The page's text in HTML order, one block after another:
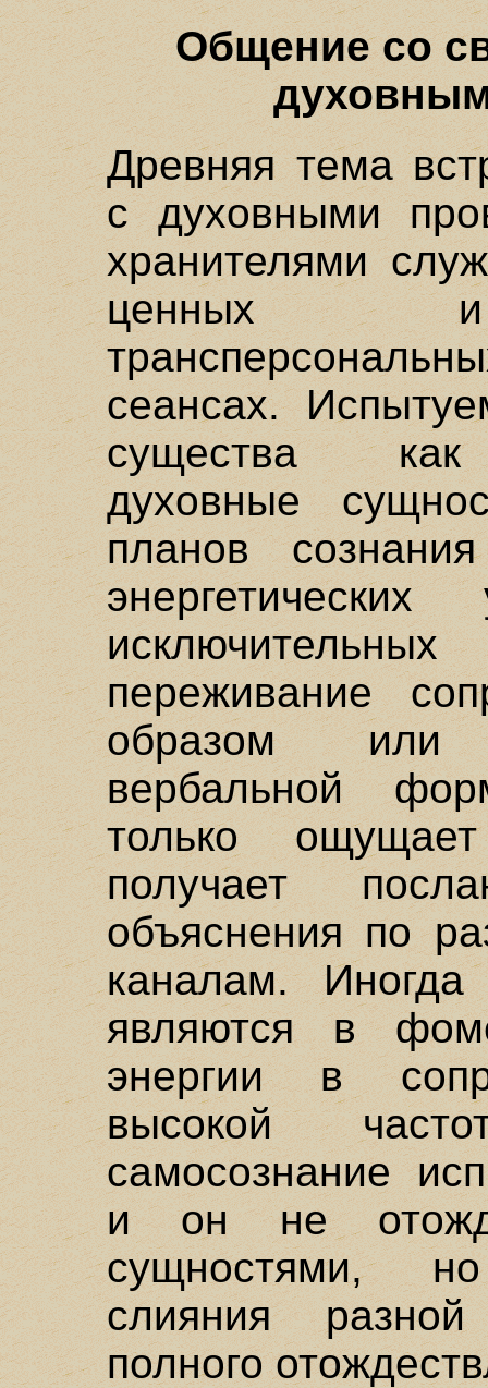
Общение со
Древняя тема
с духовными
хранителями
ценных и
сеансах.
существа как
духовные
планов
переживание
образом или
вербальной
только
получает
объяснения по
каналам. Иногда
являются в
энергии в
высокой
самосознание
и он не
сущностями,
слияния
полного